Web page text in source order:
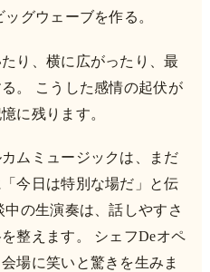
グウェーブを作る。
り、横に広がったり、最
。 こうした感情の起伏が
に残ります。
ムミュージックは、まだ
今日は特別な場だ」と伝
の生演奏は、話しやすさ
整えます。 シェフDeオペ
場に笑いと驚きを生みま